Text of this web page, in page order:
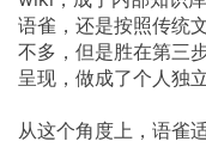
语雀，还是按照传统
不多，但是胜在第三
呈现，做成了个人独立
从这个角度上，语雀